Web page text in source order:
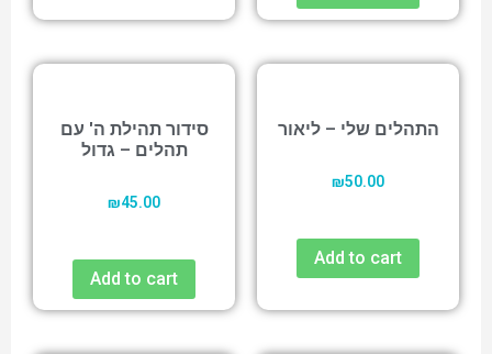
התהלים שלי – ליאור
₪50.00
Add to cart
סידור תהילת ה' עם
תהלים – גדול
₪45.00
Add to cart